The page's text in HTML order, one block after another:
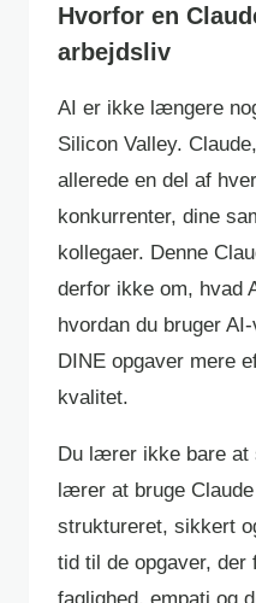
Hvorfor en
arbejdsliv
AI er ikke længere
Silicon Valley.
allerede en del af
konkurrenter, dine
kollegaer. Denne
derfor ikke om, hvad
hvordan du bruger
DINE opgaver mere
kvalitet.
Du lærer ikke bare at
lærer at bruge
struktureret, sikkert
tid til de opgaver,
faglighed, empati og